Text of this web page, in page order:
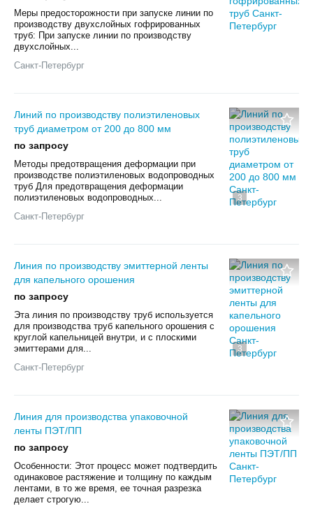
Меры предосторожности при запуске линии по
производству двухслойных гофрированных
труб: При запуске линии по производству
двухслойных...
Санкт-Петербург
3
Линий по производству полиэтиленовых
труб диаметром от 200 до 800 мм
по запросу
Методы предотвращения деформации при
производстве полиэтиленовых водопроводных
труб Для предотвращения деформации
полиэтиленовых водопроводных...
Санкт-Петербург
3
Линия по производству эмиттерной ленты
для капельного орошения
по запросу
Эта линия по производству труб используется
для производства труб капельного орошения с
круглой капельницей внутри, и с плоскими
эмиттерами для...
Санкт-Петербург
Линия для производства упаковочной
ленты ПЭТ/ПП
по запросу
Особенности: Этот процесс может подтвердить
одинаковое растяжение и толщину по каждым
лентами, в то же время, ее точная разрезка
делает строгую...